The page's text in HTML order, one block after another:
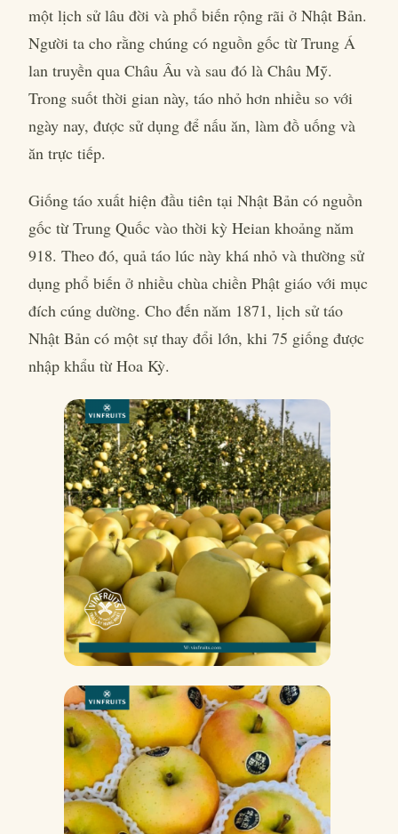
một lịch sử lâu đời và phổ biến rộng rãi ở Nhật Bản.
Người ta cho rằng chúng có nguồn gốc từ Trung Á
lan truyền qua Châu Âu và sau đó là Châu Mỹ.
Trong suốt thời gian này, táo nhỏ hơn nhiều so với
ngày nay, được sử dụng để nấu ăn, làm đồ uống và
ăn trực tiếp.
Giống táo xuất hiện đầu tiên tại Nhật Bản có nguồn
gốc từ Trung Quốc vào thời kỳ Heian khoảng năm
918. Theo đó, quả táo lúc này khá nhỏ và thường sử
dụng phổ biến ở nhiều chùa chiền Phật giáo với mục
đích cúng dường. Cho đến năm 1871, lịch sử táo
Nhật Bản có một sự thay đổi lớn, khi 75 giống được
nhập khẩu từ Hoa Kỳ.